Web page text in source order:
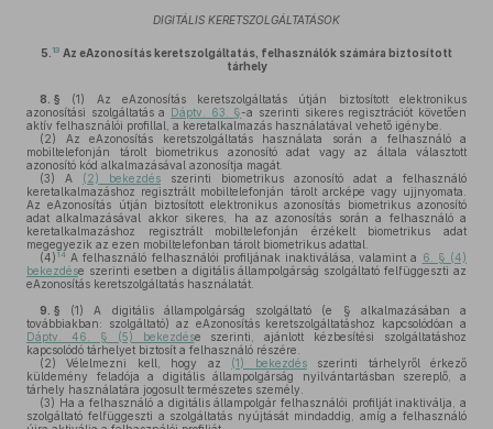
DIGITÁLIS KERETSZOLGÁLTATÁSOK
5. 13 Az eAzonosítás keretszolgáltatás, felhasználók számára biztosított
tárhely
8. § (1)
Az eAzonosítás keretszolgáltatás útján biztosított elektronikus
azonosítási szolgáltatás a Dáptv. 63. §-a szerinti sikeres regisztrációt követően
aktív felhasználói profillal, a keretalkalmazás használatával vehető igénybe.
(2) Az eAzonosítás keretszolgáltatás használata során a felhasználó a
mobiltelefonján tárolt biometrikus azonosító adat vagy az általa választott
azonosító kód alkalmazásával azonosítja magát.
(3) A (2) bekezdés szerinti biometrikus azonosító adat a felhasználó
keretalkalmazáshoz regisztrált mobiltelefonján tárolt arcképe vagy ujjnyomata.
Az eAzonosítás útján biztosított elektronikus azonosítás biometrikus azonosító
adat alkalmazásával akkor sikeres, ha az azonosítás során a felhasználó a
keretalkalmazáshoz regisztrált mobiltelefonján érzékelt biometrikus adat
megegyezik az ezen mobiltelefonban tárolt biometrikus adattal.
(4) 14 A felhasználó felhasználói profiljának inaktiválása, valamint a 6. § (4)
bekezdése szerinti esetben a digitális állampolgárság szolgáltató felfüggeszti az
eAzonosítás keretszolgáltatás használatát.
9. § (1)
A digitális állampolgárság szolgáltató (e § alkalmazásában a
továbbiakban: szolgáltató) az eAzonosítás keretszolgáltatáshoz kapcsolódóan a
Dáptv. 46. § (5) bekezdése szerinti, ajánlott kézbesítési szolgáltatáshoz
kapcsolódó tárhelyet biztosít a felhasználó részére.
(2) Vélelmezni kell, hogy az (1) bekezdésszerinti tárhelyről érkező
küldemény feladója a digitális állampolgárság nyilvántartásban szereplő, a
tárhely használatára jogosult természetes személy.
(3) Ha a felhasználó a digitális állampolgár felhasználói profilját inaktiválja, a
szolgáltató felfüggeszti a szolgáltatás nyújtását mindaddig, amíg a felhasználó